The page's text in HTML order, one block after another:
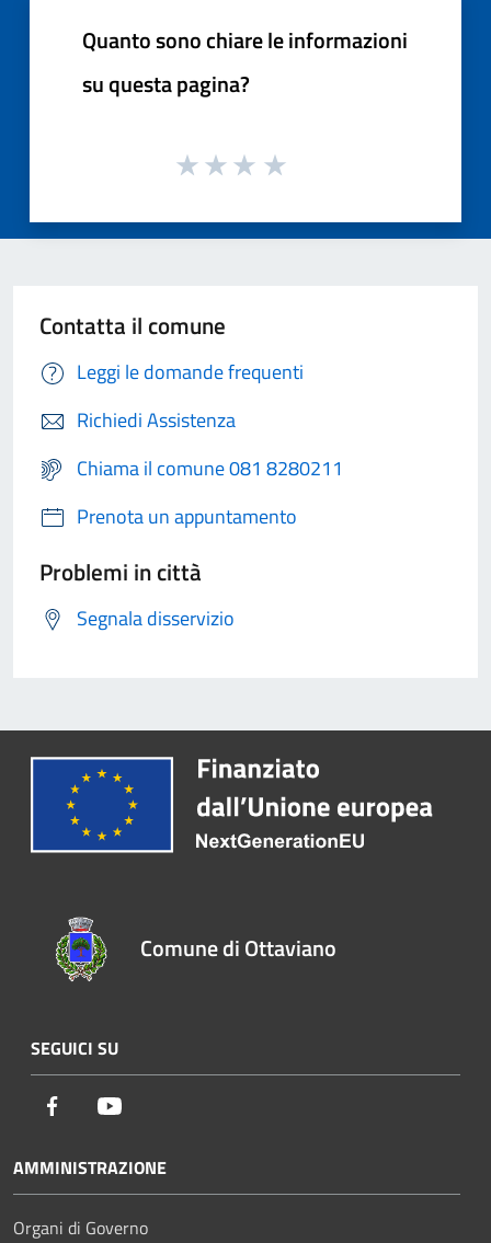
Quanto sono chiare le informazioni
su questa pagina?
Contatta il comune
Leggi le domande frequenti
Richiedi Assistenza
Chiama il comune 081 8280211
Prenota un appuntamento
Problemi in città
Segnala disservizio
Comune di Ottaviano
SEGUICI SU
Facebook
AMMINISTRAZIONE
Organi di Governo